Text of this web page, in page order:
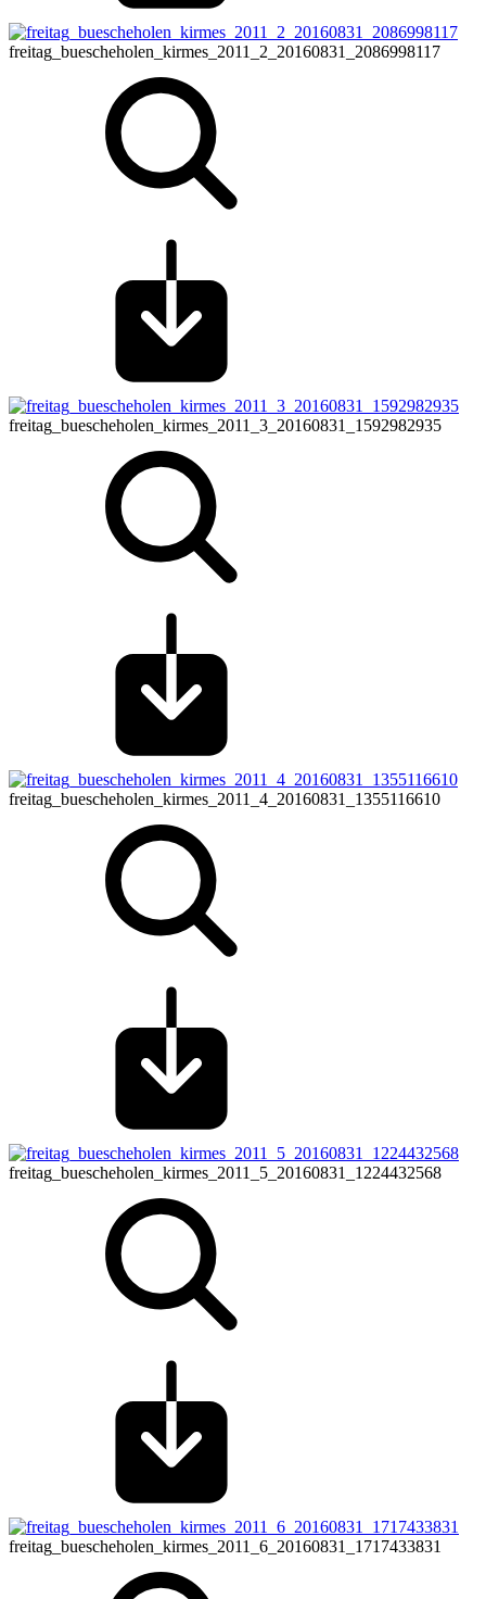
freitag_buescheholen_kirmes_2011_2_20160831_2086998117
freitag_buescheholen_kirmes_2011_3_20160831_1592982935
freitag_buescheholen_kirmes_2011_4_20160831_1355116610
freitag_buescheholen_kirmes_2011_5_20160831_1224432568
freitag_buescheholen_kirmes_2011_6_20160831_1717433831